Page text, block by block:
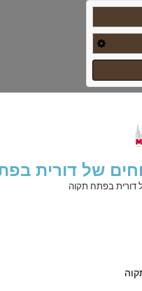
של דורית
דורית בפתח תקוה